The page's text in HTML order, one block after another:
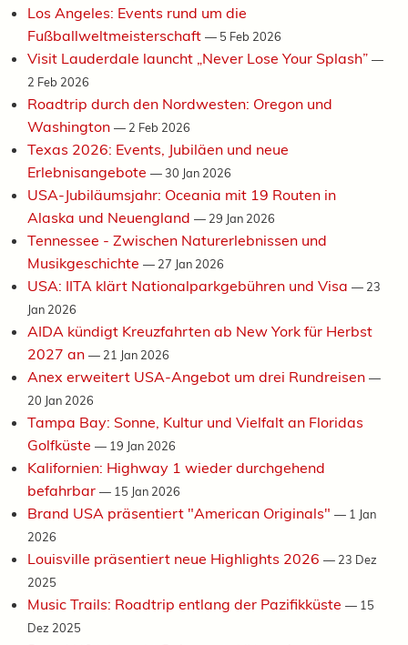
Los Angeles: Events rund um die
Fußballweltmeisterschaft — 5 Feb 2026
Visit Lauderdale launcht „Never Lose Your Splash” —
2 Feb 2026
Roadtrip durch den Nordwesten: Oregon und
Washington — 2 Feb 2026
Texas 2026: Events, Jubiläen und neue
Erlebnisangebote —30 Jan 2026
USA-Jubiläumsjahr: Oceania mit 19 Routen in
Alaska und Neuengland — 29 Jan 2026
Tennessee - Zwischen Naturerlebnissen und
Musikgeschichte — 27 Jan 2026
USA: IITA klärt Nationalparkgebühren und Visa — 23
Jan 2026
AIDA kündigt Kreuzfahrten ab New York für Herbst
2027 an — 21 Jan 2026
Anex erweitert USA-Angebot um drei Rundreisen —
20 Jan 2026
Tampa Bay: Sonne, Kultur und Vielfalt an Floridas
Golfküste — 19 Jan 2026
Kalifornien: Highway 1 wieder durchgehend
befahrbar — 15 Jan 2026
Brand USA präsentiert "American Originals" — 1 Jan
2026
Louisville präsentiert neue Highlights 2026 — 23 Dez
2025
Music Trails: Roadtrip entlang der Pazifikküste — 15
Dez 2025